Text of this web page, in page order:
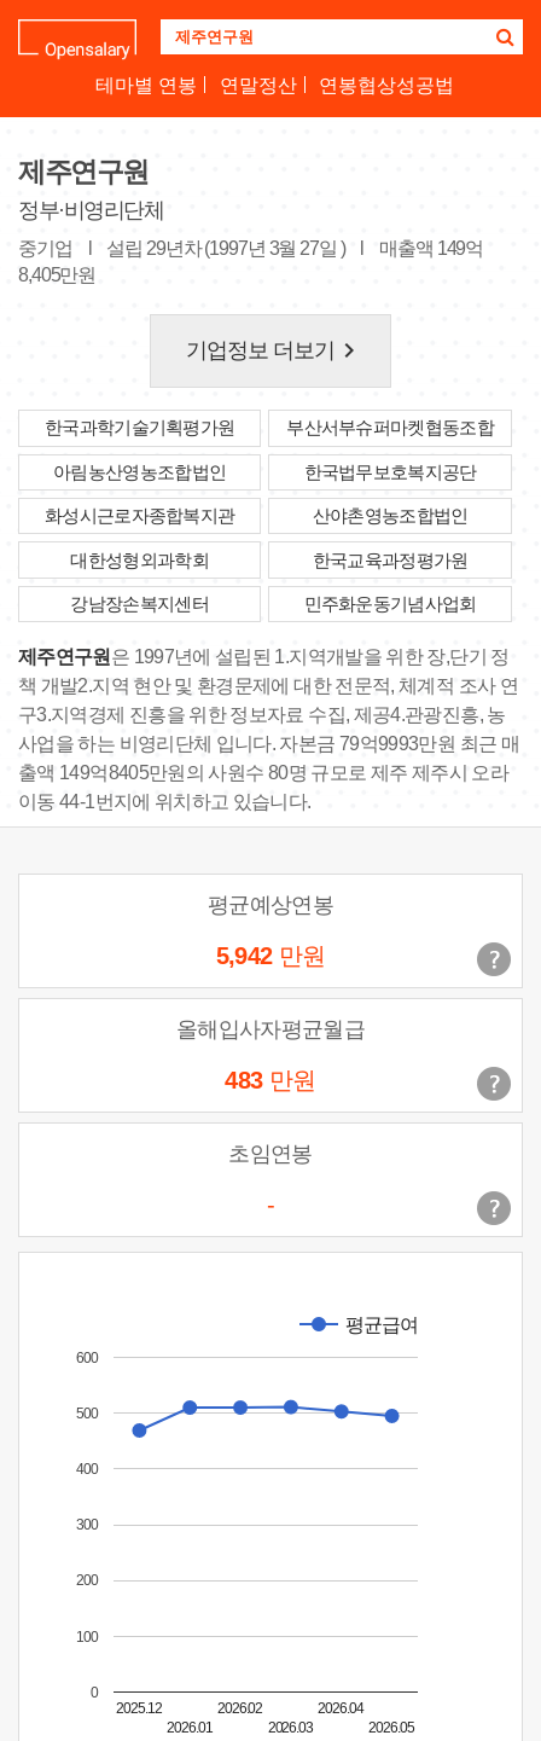
기
업
명
세
요
테마별 연봉 연말정산 연봉협상성공법
제주연구원
정부·비영리단체
중기업 설립 29년차 (1997년 3월 27일 )
매출액 149억
8,405만원
기업정보 더보기 keyboard_arrow_right
한국과학기술기획평가원 부산서부슈퍼마켓협동조합
아림농산영농조합법인 한국법무보호복지공단
화성시근로자종합복지관 산야촌영농조합법인
대한성형외과학회 한국교육과정평가원
강남장손복지센터 민주화운동기념사업회
제주연구원 은 1997년에 설립된 1.지역개발을 위한 장,단기 정
책 개발2.지역 현안 및 환경문제에 대한 전문적, 체계적 조사 연
구3.지역경제 진흥을 위한 정보자료 수집, 제공4.관광진흥, 농
사업을 하는 비영리단체 입니다. 자본금 79억9993만원 최근 매
출액 149억8405만원의 사원수 80명 규모로 제주 제주시 오라
이동 44-1번지에 위치하고 있습니다.
평균예상연봉
5,942 만원
올해입사자평균월급
483 만원
초임연봉
-
평균급여
2025.12
2026.01
2026.02
2026.03
2026.04
2026.05
0
100
200
300
400
500
600